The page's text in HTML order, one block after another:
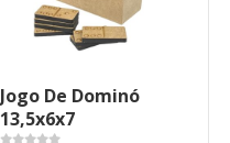
Jogo De Dominó
13,5x6x7